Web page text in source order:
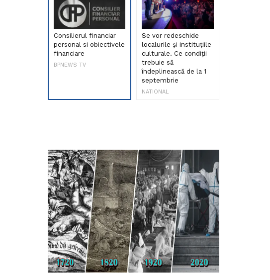
Consilierul financiar
personal si obiectivele
financiare
BPNEWS TV
Se vor redeschide
localurile și instituțiile
culturale. Ce condiții
trebuie să
îndeplinească de la 1
septembrie
NATIONAL